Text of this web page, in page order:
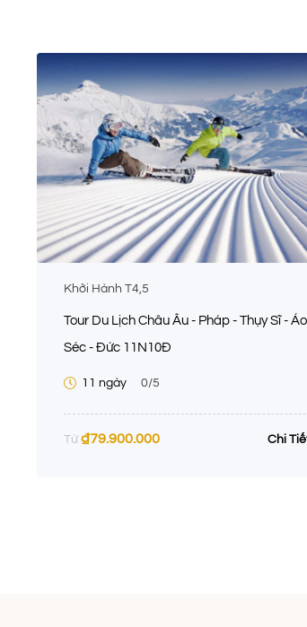
Khởi Hành T4,5
Tour Du Lịch Châu Âu - Pháp - Thụy Sĩ -
Séc - Đức 11N10Đ
11 ngày 0/5
Từ ₫79.900.000 Chi